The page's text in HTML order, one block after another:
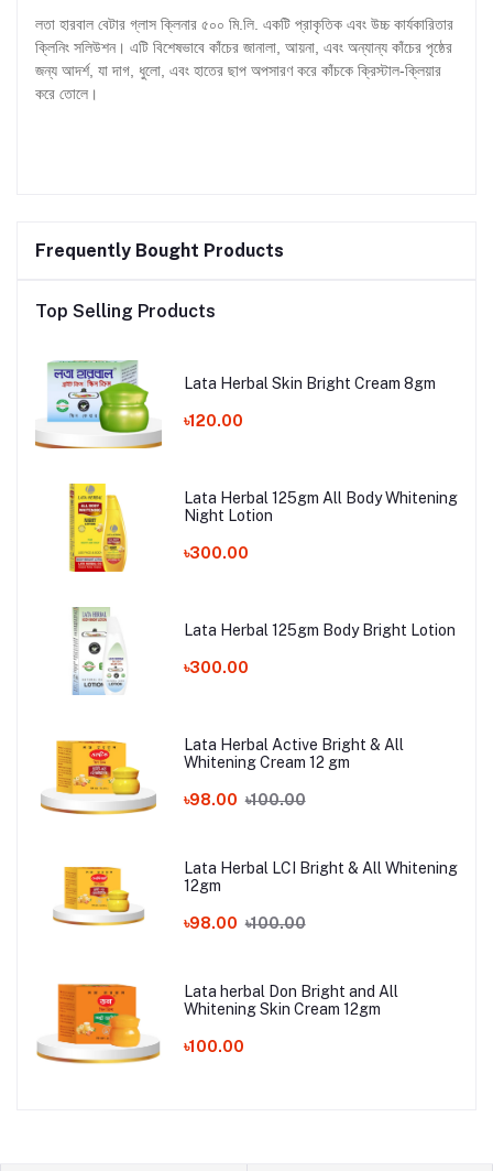
লতা হারবাল বেটার গ্লাস ক্লিনার ৫০০ মি.লি. একটি প্রাকৃতিক এবং উচ্চ কার্যকারিতার
ক্লিনিং সলিউশন। এটি বিশেষভাবে কাঁচের জানালা, আয়না, এবং অন্যান্য কাঁচের পৃষ্ঠের
জন্য আদর্শ, যা দাগ, ধুলো, এবং হাতের ছাপ অপসারণ করে কাঁচকে ক্রিস্টাল-ক্লিয়ার
করে তোলে।
Frequently Bought Products
Top Selling Products
Lata Herbal Skin Bright Cream 8gm
৳120.00
Lata Herbal 125gm All Body Whitening
Night Lotion
৳300.00
Lata Herbal 125gm Body Bright Lotion
৳300.00
Lata Herbal Active Bright & All
Whitening Cream 12 gm
৳98.00 ৳100.00
Lata Herbal LCI Bright & All Whitening
12gm
৳98.00 ৳100.00
Lata herbal Don Bright and All
Whitening Skin Cream 12gm
৳100.00